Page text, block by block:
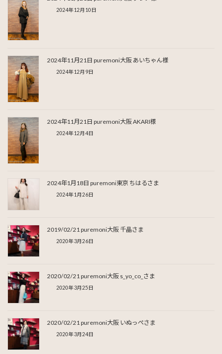
2024年12月10日
2024年11月21日 puremoni大阪 あいちゃん様
2024年12月9日
2024年11月21日 puremoni大阪 AKARI様
2024年12月4日
2024年1月18日 puremoni東京 ちはるさま
2024年1月26日
2019/02/21 puremoni大阪 千晶さま
2020年3月26日
2020/02/21 puremoni大阪 s_yo_co_さま
2020年3月25日
2020/02/21 puremoni大阪 いぬっぺさま
2020年3月24日